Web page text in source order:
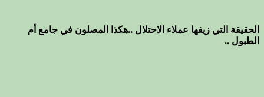
الحقيقة التي زيفها عملاء الاحتلال ..هكذا المصلون في جامع أم
الطبول ..